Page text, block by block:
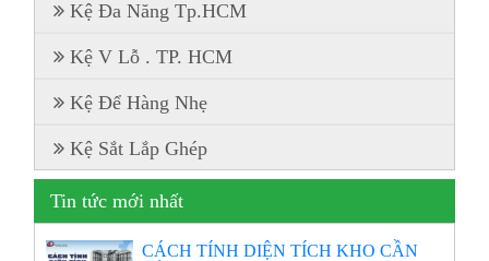
Kệ Đa Năng Tp.HCM
Kệ V Lỗ . TP. HCM
Kệ Để Hàng Nhẹ
Kệ Sắt Lắp Ghép
Tin tức mới nhất
CÁCH TÍNH DIỆN TÍCH KHO CẦN